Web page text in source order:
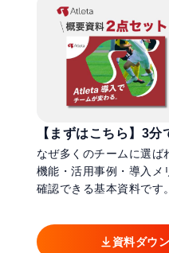
【まずはこちら】3
なぜ多くのチームに選ば
機能・活用事例・導入メ
確認できる基本資料です。
資料ダウ